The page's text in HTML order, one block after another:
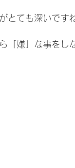
とても深いです
嫌」な事をしな